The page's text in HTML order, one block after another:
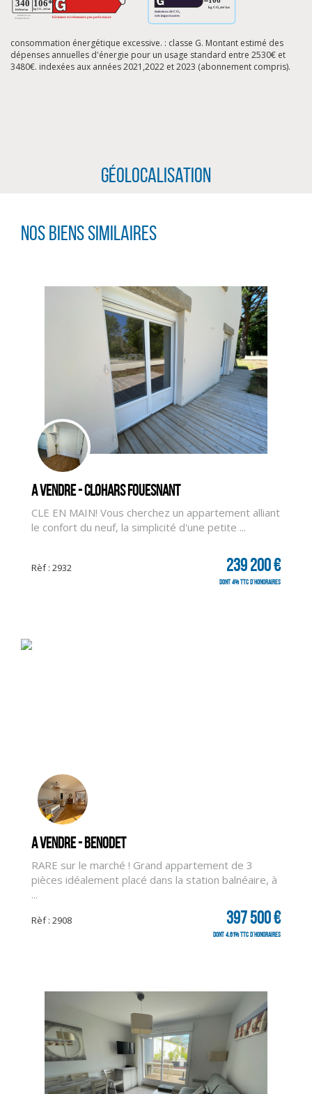
consommation énergétique excessive. : classe G. Montant estimé des
dépenses annuelles d'énergie pour un usage standard entre 2530€ et
3480€. indexées aux années 2021,2022 et 2023 (abonnement compris).
Géolocalisation
Nos biens similaires
A vendre - CLOHARS FOUESNANT
CLE EN MAIN! Vous cherchez un appartement alliant
le confort du neuf, la simplicité d'une petite ...
Rèf : 2932 239 200 €
dont 4% TTC d'honoraires
A vendre - BENODET
RARE sur le marché ! Grand appartement de 3
pièces idéalement placé dans la station balnéaire, à
...
Rèf : 2908 397 500 €
dont 4.61% TTC d'honoraires